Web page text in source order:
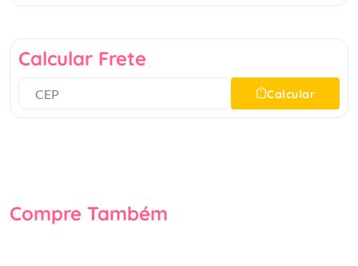
Calcular Frete
Calcular
Compre Também